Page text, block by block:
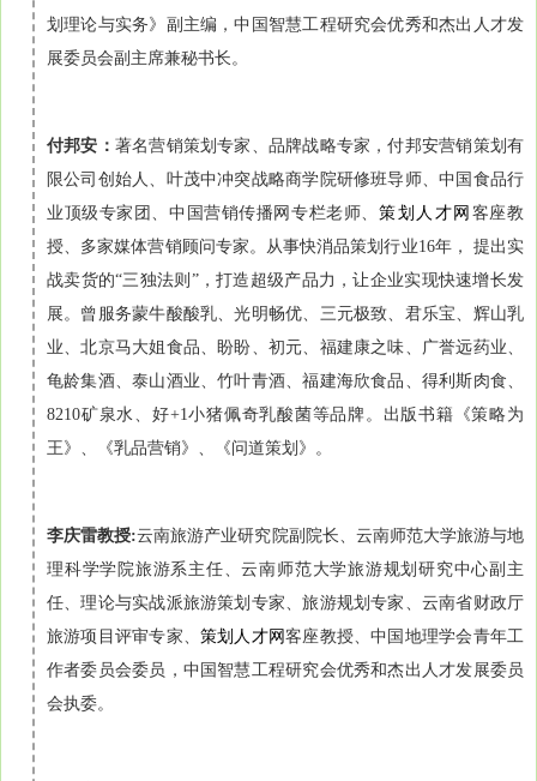
划理论与实务》副主编，中国智慧工程研究会优秀和杰出人才发
展委员会副主席兼秘书长。
付邦安： 著名营销策划专家、品牌战略专家，付邦安营销策划有
限公司创始人、叶茂中冲突战略商学院研修班导师、中国食品行
业顶级专家团、中国营销传播网专栏老师、 策划人才网 客座教
授、多家媒体营销顾问专家。从事快消品策划行业16年， 提出实
战卖货的“三独法则”，打造超级产品力，让企业实现快速增长发
展。曾服务蒙牛酸酸乳、光明畅优、三元极致、君乐宝、辉山乳
业、北京马大姐食品、盼盼、初元、福建康之味、广誉远药业、
龟龄集酒、泰山酒业、竹叶青酒、福建海欣食品、得利斯肉食、
8210矿泉水、好+1小猪佩奇乳酸菌等品牌。出版书籍《策略为
王》、《乳品营销》、《问道策划》。
李庆雷教授:云南旅游产业研究院副院长、云南师范大学旅游与地
理科学学院旅游系主任、云南师范大学旅游规划研究中心副主
任、理论与实战派旅游策划专家、旅游规划专家、云南省财政厅
旅游项目评审专家、 策划人才网客座教授、中国地理学会青年工
作者委员会委员，中国智慧工程研究会优秀和杰出人才发展委员
会执委。